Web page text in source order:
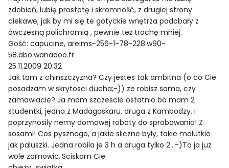
zdobień, lubię prostotę i skromność, z drugiej strony
ciekawe, jak by mi się te gotyckie wnętrza podobały z
ówczesną polichromią , pewnie też trochę mniej.
Gość: capucine, areims-256-1-78-228.w90-
58.abo.wanadoo.fr
25.11.2009 20:32
Jak tam z chinszczyzna? Czy jestes tak ambitna (o co Cie
posadzam w skrytosci ducha;-)) ze robisz sama, czy
zamawiacie? Ja mam szczescie ostatnio bo mam 2
studentki, jedna z Madagaskaru, druga z Kambodzy, i
poprzynosily nemy domowej roboty do sprobowania! Z
sosami! Cos pysznego, a jakie sliczne byly, takie malutkie
jak paluszki. Jedna robila je 3 h a druga tylko 2..:-)To ja juz
wole zamowic..Sciskam Cie